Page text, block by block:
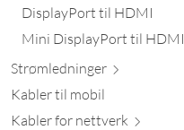
DisplayPort til HDMI
Mini DisplayPort til HDMI
Strømledninger
Kabler til mobil
Kabler for nettverk